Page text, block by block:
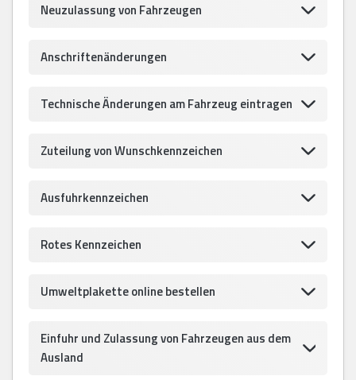
Neuzulassung von Fahrzeugen
Anschriftenänderungen
Technische Änderungen am Fahrzeug eintragen
Zuteilung von Wunschkennzeichen
Ausfuhrkennzeichen
Rotes Kennzeichen
Umweltplakette online bestellen
Einfuhr und Zulassung von Fahrzeugen aus dem
Ausland